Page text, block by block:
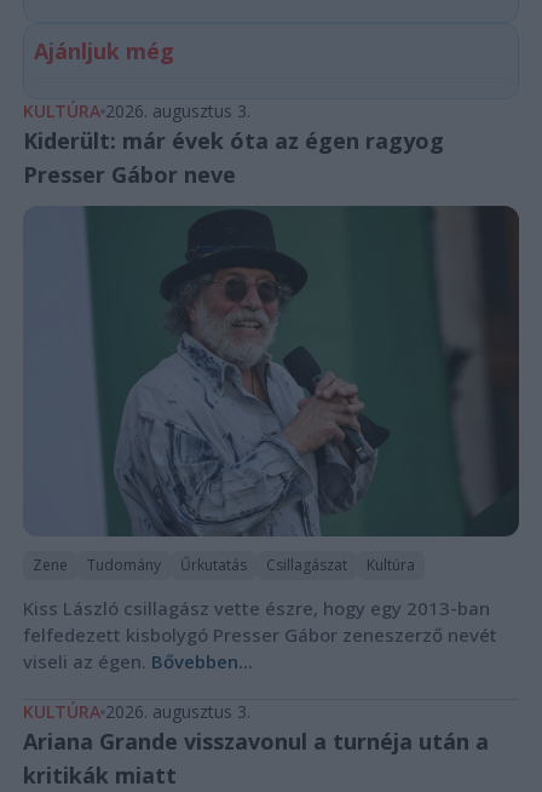
Ajánljuk még
KULTÚRA 2026. augusztus 3.
Kiderült: már évek óta az égen ragyog
Presser Gábor neve
Zene Tudomány Űrkutatás Csillagászat Kultúra
Kiss László csillagász vette észre, hogy egy 2013-ban
felfedezett kisbolygó Presser Gábor zeneszerző nevét
viseli az égen. Bővebben...
KULTÚRA 2026. augusztus 3.
Ariana Grande visszavonul a turnéja után a
kritikák miatt